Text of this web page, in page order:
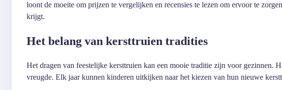
loont de moeite om prijzen te vergelijken en recensies te lezen om ervoor te
krijgt.
Het belang van kersttruien tradities
Het dragen van feestelijke kersttruien kan een mooie traditie zijn voor gezinnen.
vreugde. Elk jaar kunnen kinderen uitkijken naar het kiezen van hun nieuwe